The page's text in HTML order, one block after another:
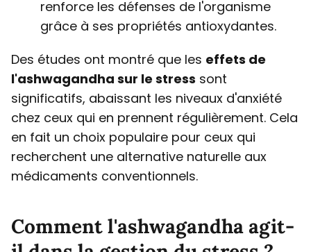
renforce les défenses de l'organisme
grâce à ses propriétés antioxydantes.
Des études ont montré que les effets de
l'ashwagandha sur le stress sont
significatifs, abaissant les niveaux d'anxiété
chez ceux qui en prennent régulièrement. Cela
en fait un choix populaire pour ceux qui
recherchent une alternative naturelle aux
médicaments conventionnels.
Comment l'ashwagandha agit-